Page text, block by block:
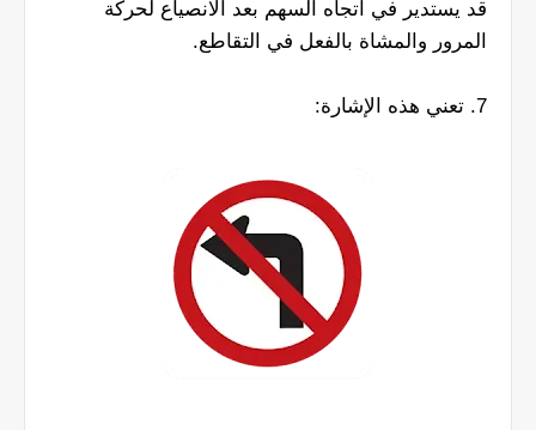
قد يستدير في اتجاه السهم بعد الانصياع لحركة
المرور والمشاة بالفعل في التقاطع.
7. تعني هذه الإشارة: